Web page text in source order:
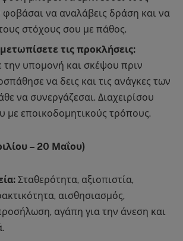
να αναλάβεις δράση και να
στόχους σου με πάθος.
τις προκλήσεις:
την υπομονή και σκέψου πριν
να δεις και τις ανάγκες των
να συνεργάζεσαι. Διαχειρίσου
με εποικοδομητικούς τρόπους.
– 20 Μαΐου)
Σταθερότητα, αξιοπιστία,
αισθησιασμός,
αγάπη για την άνεση και